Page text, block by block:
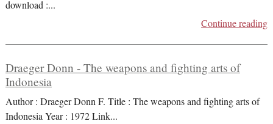
download :...
Continue reading
Draeger Donn - The weapons and fighting arts of
Indonesia
Author : Draeger Donn F. Title : The weapons and fighting arts of
Indonesia Year : 1972 Link...